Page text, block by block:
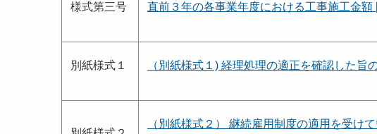
様式第三号 直前３年の各事業年度における工事施工金額
別紙様式１ （別紙様式１) 経理処理の適正を確認した旨
（別紙様式２） 継続雇用制度の適用を受け